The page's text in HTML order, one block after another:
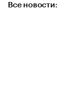
Все новости: